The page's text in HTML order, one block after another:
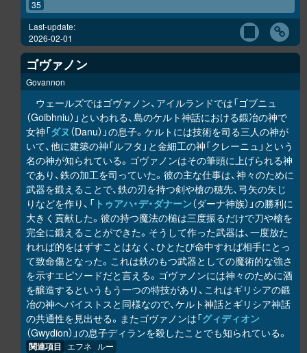
35
Last-update:
2026-02-01
ゴヴァノン
Govannon
ウェールズではゴヴァノン、アイルランドでは「ゴブニュ
（Goibhniu）」といわれる、島のケルト神話における鍛冶の神で
女神「ダヌ （Danu）」の息子。ケルトには技術を司る三人の神が
いて、他に建築の神「ルフタ」と金細工の神「クレーニュ」という
名の神が知られている。ゴヴァノンはその筆頭に上げられる神
であり、鉄の加工を司っていた。彼の主な仕事は、神々のために
武器を鍛えることで、鉄の刃を持つ剣や槍の穂先、弓矢の矢じ
りなどを作り、「 トゥアハ・デ・ダナーン（ダーナ神族）」の勝利に
大きく貢献した。彼の持つ魔法の槌は三度振るだけで刀や槍を
完全に鍛えることができた。そうして作った武器は、一度放た
れれば的をはずすことはなく、ひとたび命中すれば相手にとっ
て致命傷となった。これは鉄のもつ武器としての魔術的な強さ
を示すエピソードだと言える。ゴヴァノンには神々のために酒
を醸造するというもう一つの特技があり、これはギリシアの鍛
冶の神ヘパイストスと同様なので、ケルト神話とギリシア神話
の共通性を見出せる。またゴヴァノンは「グィディオン
（Gwydion）」の息子ディランを殺したことでも知られている。
関連項目 エフネ ルー